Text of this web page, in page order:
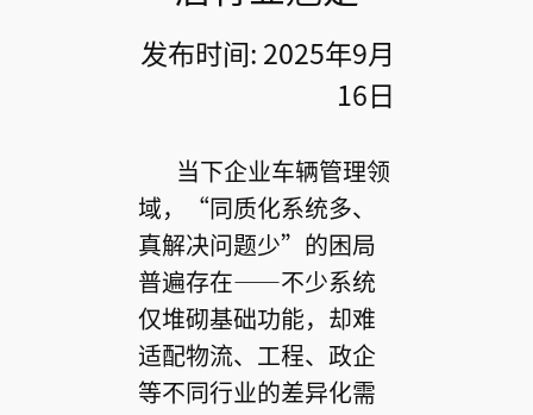
发布时间: 2025年9月
16日
当下企业车辆管理领
域，“同质化系统多、
真解决问题少”的困局
普遍存在——不少系统
仅堆砌基础功能，却难
适配物流、工程、政企
等不同行业的差异化需